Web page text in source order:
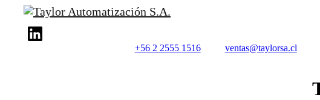
+56 2 2555 1516 ventas@taylorsa.cl